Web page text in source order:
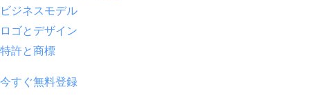
ビジネスモデル
ロゴとデザイン
特許と商標
今すぐ無料登録